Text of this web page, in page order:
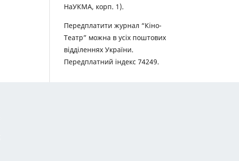
НаУКМА, корп. 1).
Передплатити журнал “Кіно-
Театр” можна в усіх поштових
відділеннях України.
Передплатний індекс 74249.